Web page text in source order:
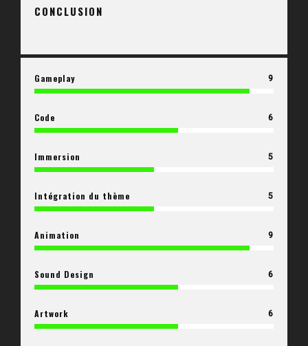
CONCLUSION
Gameplay 9
Code 6
Immersion 5
Intégration du thème 5
Animation 9
Sound Design 6
Artwork 6